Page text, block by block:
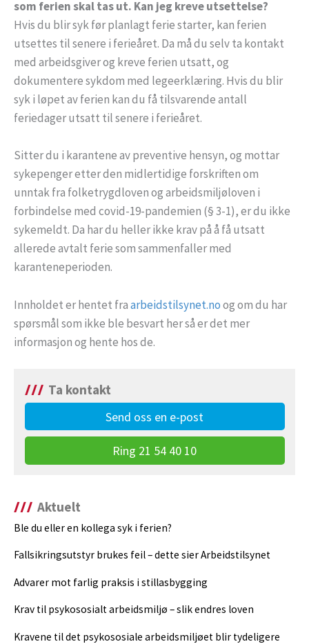
som ferien skal tas ut. Kan jeg kreve utsettelse?
Hvis du blir syk før planlagt ferie starter, kan ferien
utsettes til senere i ferieåret. Da må du selv ta kontakt
med arbeidsgiver og kreve ferien utsatt, og
dokumentere sykdom med legeerklæring. Hvis du blir
syk i løpet av ferien kan du få tilsvarende antall
feriedager utsatt til senere i ferieåret.
Sitter du i karantene av preventive hensyn, og mottar
sykepenger etter den midlertidige forskriften om
unntak fra folketrygdloven og arbeidsmiljøloven i
forbindelse med covid-19-pandemien (§ 3-1), er du ikke
sykemeldt. Da har du heller ikke krav på å få utsatt
allerede avtalt ferie som sammenfaller med
karanteneperioden.
Innholdet er hentet fraarbeidstilsynet.noog om du har
spørsmål som ikke ble besvart her så er det mer
informasjon og hente hos de.
Ta kontakt
Send oss en e-post
Ring 21 54 40 10
Aktuelt
Ble du eller en kollega syk i ferien?
Fallsikringsutstyr brukes feil – dette sier Arbeidstilsynet
Advarer mot farlig praksis i stillasbygging
Krav til psykososialt arbeidsmiljø – slik endres loven
Kravene til det psykososiale arbeidsmiljøet blir tydeligere